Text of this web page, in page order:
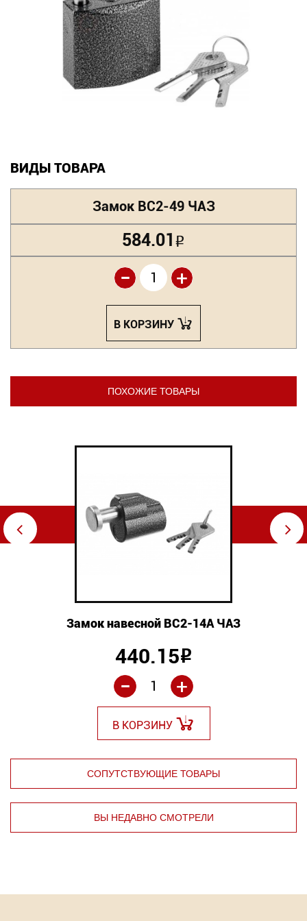
Документация
Оформление заказа
Контакты
(831)
ВИДЫ ТОВАРА
Замок ВС2-49 ЧАЗ
584.01 Р
+
-
В КОРЗИНУ
ПОХОЖИЕ ТОВАРЫ
⇦
Замок навесной ВС2-14А ЧАЗ
440.15Р
+
-
В КОРЗИНУ
⇨
СОПУТСТВУЮЩИЕ ТОВАРЫ
⇦ ⇨
ВЫ НЕДАВНО СМОТРЕЛИ